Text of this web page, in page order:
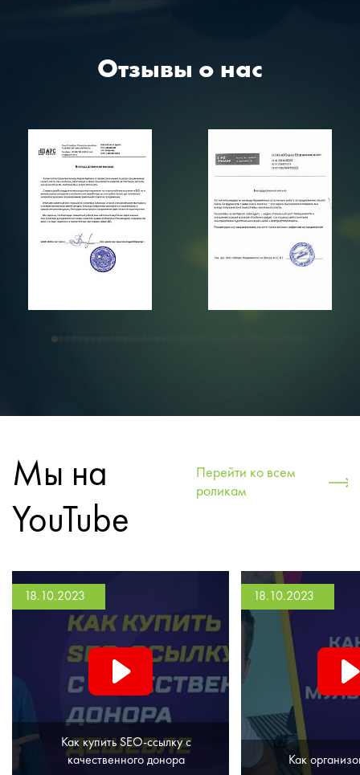
Отзывы о нас
Мы на
YouTube
Перейти ко всем
роликам
18.10.2023
Как купить SEO-ссылку с
качественного донора
18.10.2023
Как